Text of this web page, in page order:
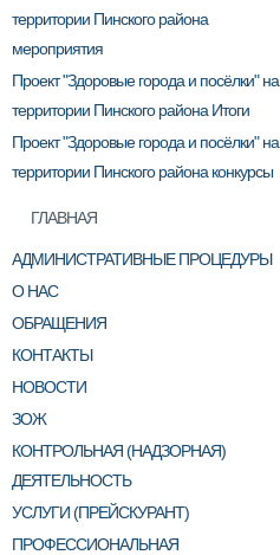
территории Пинского района
мероприятия
Проект "Здоровые города и посёлки" на
территории Пинского района Итоги
Проект "Здоровые города и посёлки" на
территории Пинского района конкурсы
ГЛАВНАЯ
АДМИНИСТРАТИВНЫЕ ПРОЦЕДУРЫ
О НАС
ОБРАЩЕНИЯ
КОНТАКТЫ
НОВОСТИ
ЗОЖ
КОНТРОЛЬНАЯ (НАДЗОРНАЯ)
ДЕЯТЕЛЬНОСТЬ
УСЛУГИ (ПРЕЙСКУРАНТ)
ПРОФЕССИОНАЛЬНАЯ